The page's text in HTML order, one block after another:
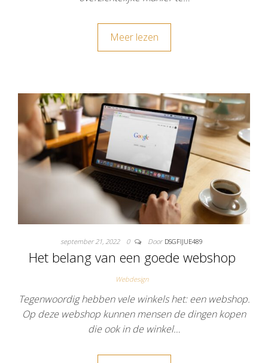
Meer lezen
september 21, 2022 0 Door DSGFIJUE489
Het belang van een goede webshop
Webdesign
Tegenwoordig hebben vele winkels het: een webshop.
Op deze webshop kunnen mensen de dingen kopen
die ook in de winkel…